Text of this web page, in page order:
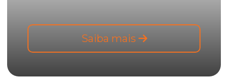
Consultoria TécnicaSaiba mais